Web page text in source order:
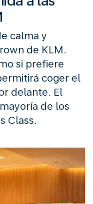
calma y
de KLM.
si prefiere
coger el
delante. El
de los
Class.